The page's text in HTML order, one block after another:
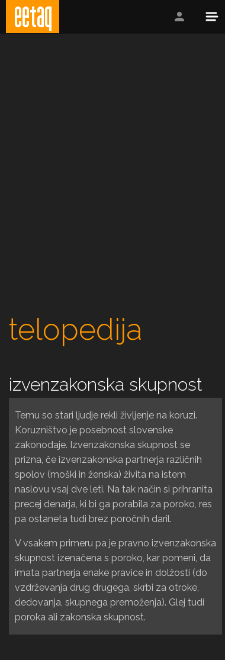
telopedija
izvenzakonska skupnost
Temu so stari ljudje rekli življenje na koruzi.
Koruzništvo je posebnost slovenske
zakonodaje. Izvenzakonska skupnost se
prizna, če izvenzakonska partnerja različnih
spolov (moški in ženska) živita na istem
naslovu vsaj dve leti. Na tak način si prihranita
precej denarja, ki bi ga porabila za poroko, res
pa ostaneta tudi brez poročnih daril.
V vsakem primeru pa je pravno izvenzakonska
skupnost izenačena s poroko, kar pomeni, da
imata partnerja enake pravice in dolžosti (do
vzdrževanja drug drugega, skrbi za otroke,
dedovanja, skupnega premoženja). Glej tudi
poroka ali zakonska skupnost.